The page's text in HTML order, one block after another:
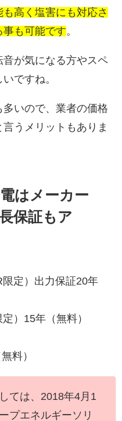
14.7% 170W
高く塩害にも対応さ
事も可能です。
が気になる方やスペ
ですね。
いので、業者の価格
うメリットもありま
はメーカー
保証もア
定）出力保証20年
）15年（無料）
料）
ては、2018年4月1
プエネルギーソリ